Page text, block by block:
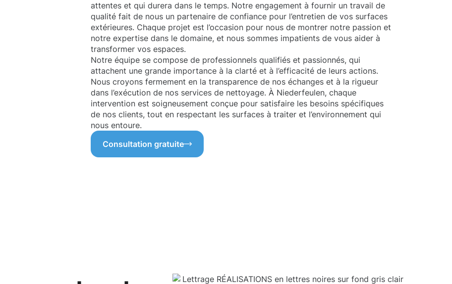
attentes et qui durera dans le temps. Notre engagement à fournir un travail de
qualité fait de nous un partenaire de confiance pour l’entretien de vos surfaces
extérieures. Chaque projet est l’occasion pour nous de montrer notre passion et
notre expertise dans le domaine, et nous sommes impatients de vous aider à
transformer vos espaces.
Notre équipe se compose de professionnels qualifiés et passionnés, qui
attachent une grande importance à la clarté et à l’efficacité de leurs actions.
Nous croyons fermement en la transparence de nos échanges et à la rigueur
dans l’exécution de nos services de nettoyage. À Niederfeulen, chaque
intervention est soigneusement conçue pour satisfaire les besoins spécifiques
de nos clients, tout en respectant les surfaces à traiter et l’environnement qui
nous entoure.
Consultation gratuite